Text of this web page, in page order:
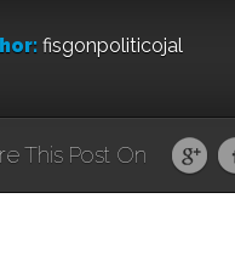
fisgonpoliticojal
This Post On